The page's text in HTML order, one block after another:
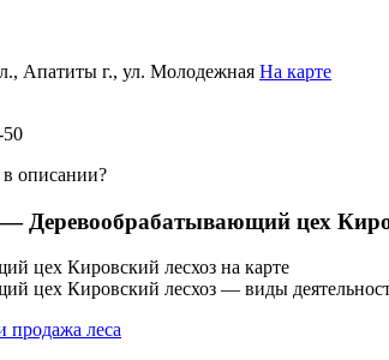
Апатиты г., ул. Молодежная На карте
50
описании?
— Деревообрабатывающий цех
цех Кировский лесхоз на карте
цех Кировский лесхоз — виды
продажа леса